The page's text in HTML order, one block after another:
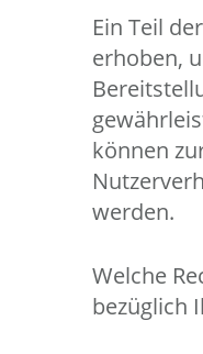
Ein Teil
erhoben,
können
werden.
Welche
bezüglich